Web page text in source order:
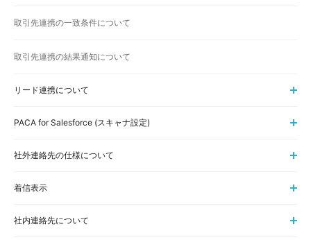
取引先連携の一致条件について
取引先連携の結果通知について
リード連携について
PACA for Salesforce (スキャナ設定)
社外連絡先の仕様について
着信表示
社内連絡先について